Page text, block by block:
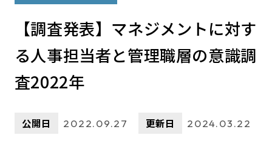
【調査発表】マネジメントに対す
る人事担当者と管理職層の意識調
査2022年
公開日 2022.09.27 更新日 2024.03.22